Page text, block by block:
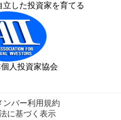
立した投資家を育てる
人投資家協会
ンバー利用規約
に基づく表示